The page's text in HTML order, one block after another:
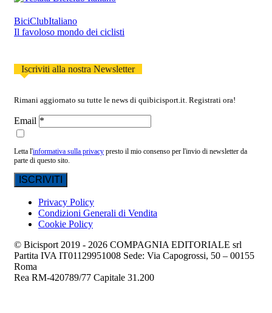
BiciClubItaliano
Il favoloso mondo dei ciclisti
Iscriviti alla nostra Newsletter
Rimani aggiornato su tutte le news di quibicisport.it. Registrati ora!
Email
Letta l'informativa sulla privacy presto il mio consenso per l'invio di newsletter da
parte di questo sito.
Privacy Policy
Condizioni Generali di Vendita
Cookie Policy
© Bicisport 2019 - 2026 COMPAGNIA EDITORIALE srl
Partita IVA IT01129951008 Sede: Via Capogrossi, 50 – 00155
Roma
Rea RM-420789/77 Capitale 31.200